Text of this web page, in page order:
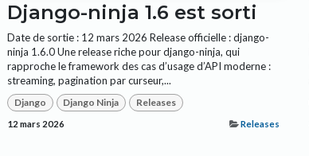
Django-ninja 1.6 est sorti
Date de sortie : 12 mars 2026 Release officielle : django-
ninja 1.6.0 Une release riche pour django-ninja, qui
rapproche le framework des cas d’usage d’API moderne :
streaming, pagination par curseur,...
Django Django Ninja Releases
12 mars 2026 Releases